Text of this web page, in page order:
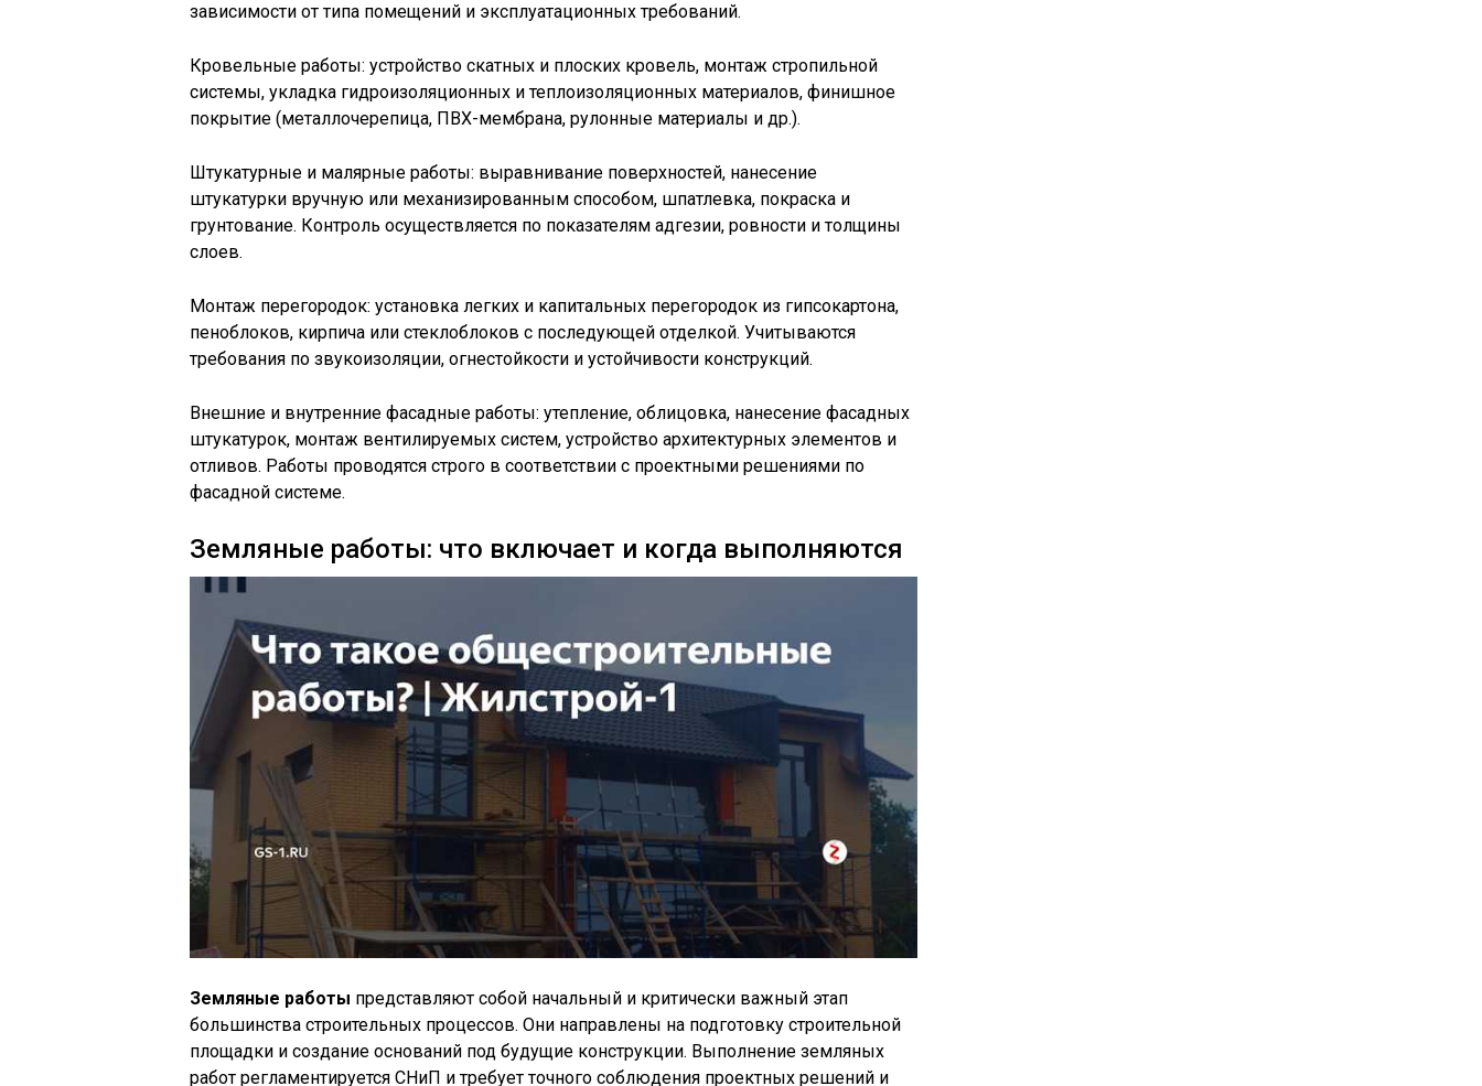
зависимости от типа помещений и эксплуатационных требований.
Кровельные работы: устройство скатных и плоских кровель, монтаж стропильной
системы, укладка гидроизоляционных и теплоизоляционных материалов, финишное
покрытие (металлочерепица, ПВХ-мембрана, рулонные материалы и др.).
Штукатурные и малярные работы: выравнивание поверхностей, нанесение
штукатурки вручную или механизированным способом, шпатлевка, покраска и
грунтование. Контроль осуществляется по показателям адгезии, ровности и толщины
слоев.
Монтаж перегородок: установка легких и капитальных перегородок из гипсокартона,
пеноблоков, кирпича или стеклоблоков с последующей отделкой. Учитываются
требования по звукоизоляции, огнестойкости и устойчивости конструкций.
Внешние и внутренние фасадные работы: утепление, облицовка, нанесение фасадных
штукатурок, монтаж вентилируемых систем, устройство архитектурных элементов и
отливов. Работы проводятся строго в соответствии с проектными решениями по
фасадной системе.
Земляные работы: что включает и когда выполняются
Земляные работы представляют собой начальный и критически важный этап
большинства строительных процессов. Они направлены на подготовку строительной
площадки и создание оснований под будущие конструкции. Выполнение земляных
работ регламентируется СНиП и требует точного соблюдения проектных решений и